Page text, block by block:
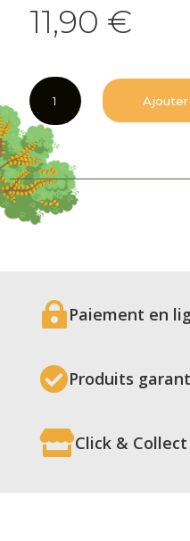
11,90 €
quantité
de
Vins
Sûrmuris
75
cl
DOMAINE
DE
Ajouter
Paiement en
Produits
Click &